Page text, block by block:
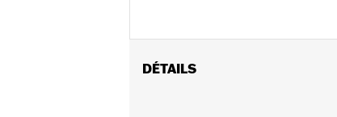
DÉTAILS